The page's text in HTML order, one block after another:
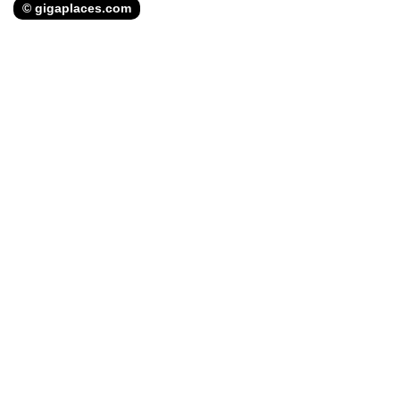
© gigaplaces.com